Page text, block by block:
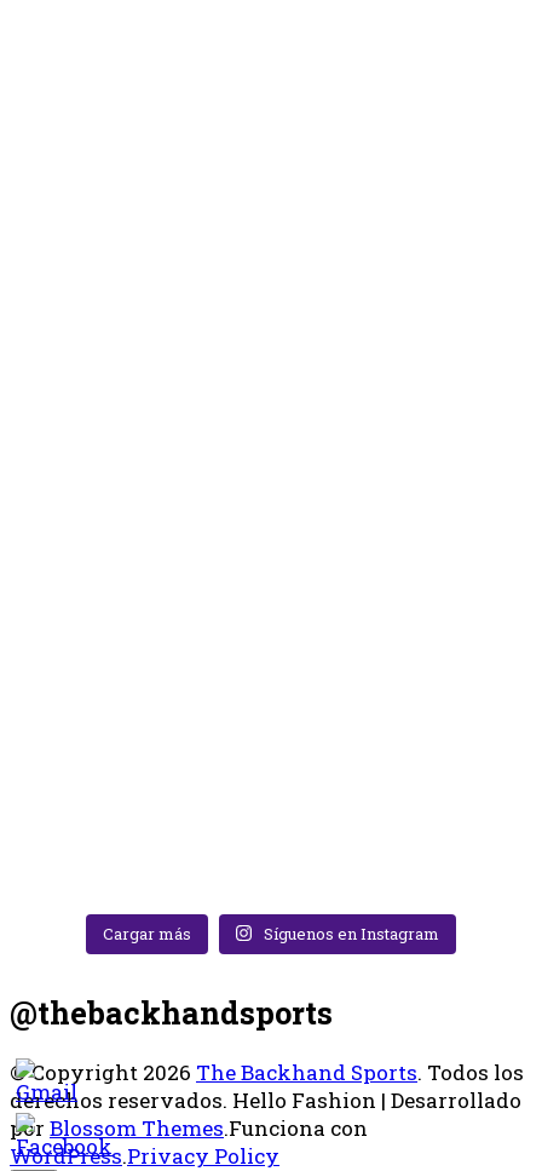
Cargar más Síguenos en Instagram
@thebackhandsports
© Copyright 2026 The Backhand Sports. Todos los
derechos reservados. Hello Fashion | Desarrollado
por Blossom Themes.Funciona con
WordPress.Privacy Policy